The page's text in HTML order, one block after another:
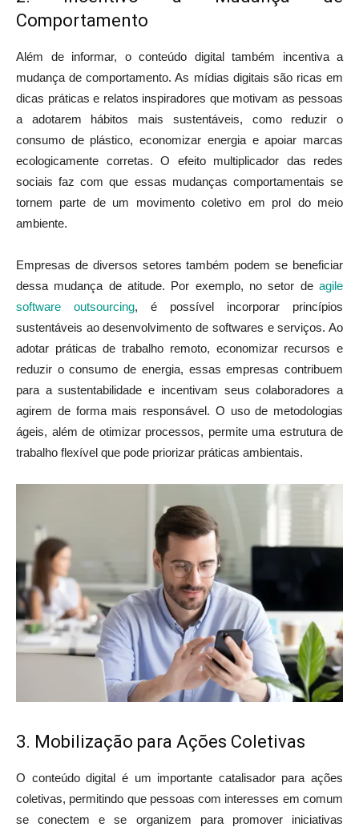
Comportamento
Além de informar, o conteúdo digital também incentiva a
mudança de comportamento. As mídias digitais são ricas em
dicas práticas e relatos inspiradores que motivam as pessoas
a adotarem hábitos mais sustentáveis, como reduzir o
consumo de plástico, economizar energia e apoiar marcas
ecologicamente corretas. O efeito multiplicador das redes
sociais faz com que essas mudanças comportamentais se
tornem parte de um movimento coletivo em prol do meio
ambiente.
Empresas de diversos setores também podem se beneficiar
dessa mudança de atitude. Por exemplo, no setor de agile
software outsourcing, é possível incorporar princípios
sustentáveis ao desenvolvimento de softwares e serviços. Ao
adotar práticas de trabalho remoto, economizar recursos e
reduzir o consumo de energia, essas empresas contribuem
para a sustentabilidade e incentivam seus colaboradores a
agirem de forma mais responsável. O uso de metodologias
ágeis, além de otimizar processos, permite uma estrutura de
trabalho flexível que pode priorizar práticas ambientais.
3. Mobilização para Ações Coletivas
O conteúdo digital é um importante catalisador para ações
coletivas, permitindo que pessoas com interesses em comum
se conectem e se organizem para promover iniciativas